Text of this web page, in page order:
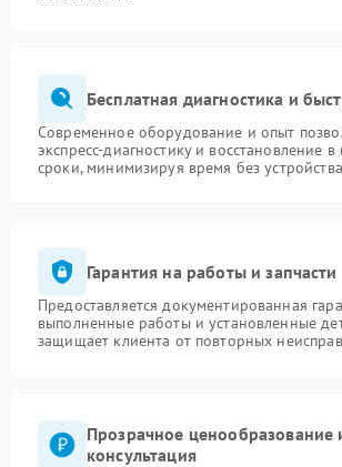
Бесплатная диагностика и
Современное оборудование и опыт
экспресс-диагностику и восстановление
сроки, минимизируя время без устройства
Гарантия на работы и запчасти
Предоставляется документированная
выполненные работы и установленные
защищает клиента от повторных
Прозрачное ценообразование
консультация